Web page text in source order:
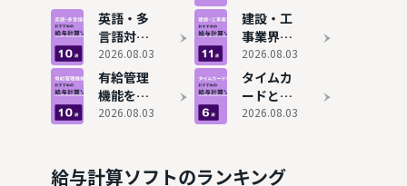
メリッ
ト・デメ
リットも
解説
ソフトお
すすめ6
選！買い
切りでコ
スト削減
英語・多
言語対応
の給与計
算ソフト
おすすめ
9選
2026.08.03
建設・工
事業界に
おすすめ
の給与計
算ソフト
10選！日
2026.08.03
有給管理
機能を搭
載した給
すめ10
2026.08.03
タイムカ
ードと連
動する給
すめ6
2026.08.03
給与計算ソフトのランキング